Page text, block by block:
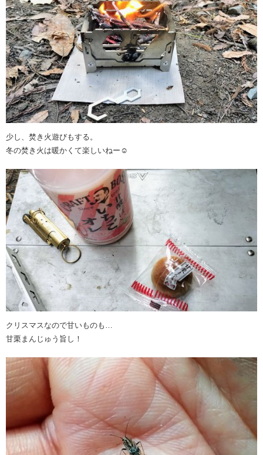
少し、焚き火遊びもする。
冬の焚き火は暖かくて楽しいねー☺️
クリスマスなので甘いものも…
甘栗まんじゅう旨し！